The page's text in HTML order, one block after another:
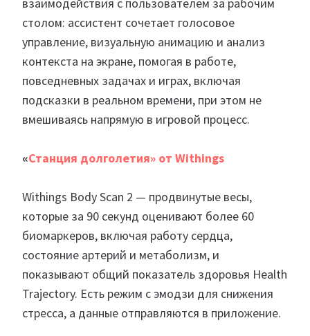
столом: ассистент сочетает голосовое
управление, визуальную анимацию и анализ
контекста на экране, помогая в работе,
повседневных задачах и играх, включая
подсказки в реальном времени, при этом не
вмешиваясь напрямую в игровой процесс.
«Станция долголетия» от Withings
Withings Body Scan 2 — продвинутые весы,
которые за 90 секунд оценивают более 60
биомаркеров, включая работу сердца,
состояние артерий и метаболизм, и
показывают общий показатель здоровья Health
Trajectory. Есть режим с эмодзи для снижения
стресса, а данные отправляются в приложение.